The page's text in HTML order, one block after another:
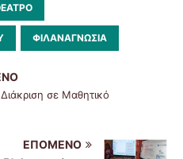
ΦΙΛΑΝΑΓΝΩΣΊΑ
σε Μαθητικό
ΕΠΌΜΕΝΟ